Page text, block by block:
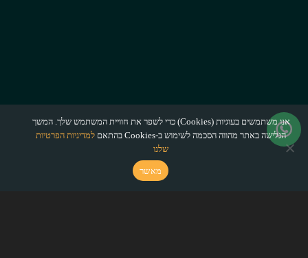
אנו משתמשים בעוגיות (Cookies) כדי לשפר את חוויית המשתמש שלך. המשך
הגלישה באתר מהווה הסכמה לשימוש ב-Cookies בהתאם
למדיניות הפרטיות
שלנו
מאשר